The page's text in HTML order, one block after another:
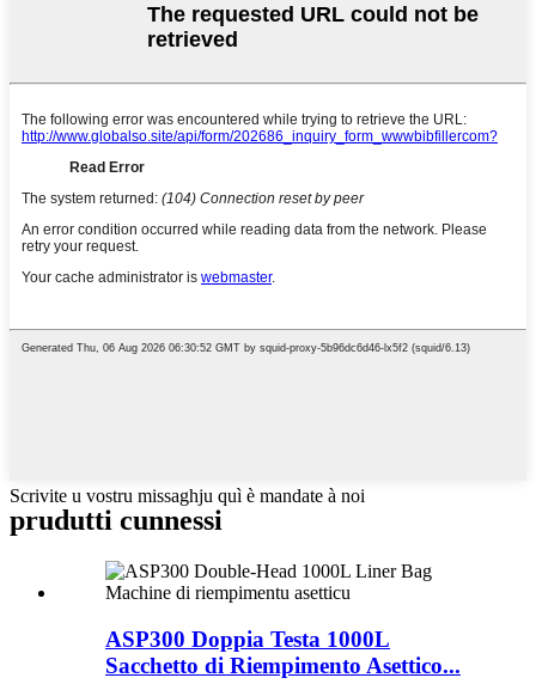
Scrivite u vostru missaghju quì è mandate à noi
prudutti cunnessi
ASP300 Doppia Testa 1000L
Sacchetto di Riempimento Asettico...